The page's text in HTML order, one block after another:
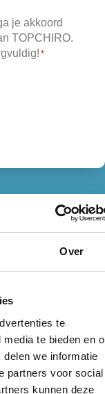
Over
te
te bieden en
we informatie
partners voor social
kunnen deze
je akkoord
TOPCHIRO.
*